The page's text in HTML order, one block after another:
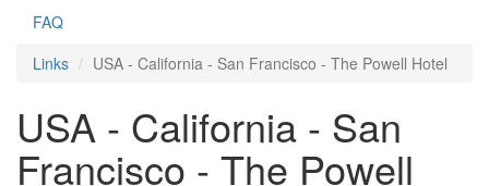
FAQ
Links
USA - California - San Francisco - The Powell Hotel
USA - California - San
Francisco - The Powell